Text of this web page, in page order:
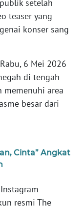
setelah
teaser yang
konser sang
6 Mei 2026
di tengah
area
besar dari
Cinta” Angkat
resmi The